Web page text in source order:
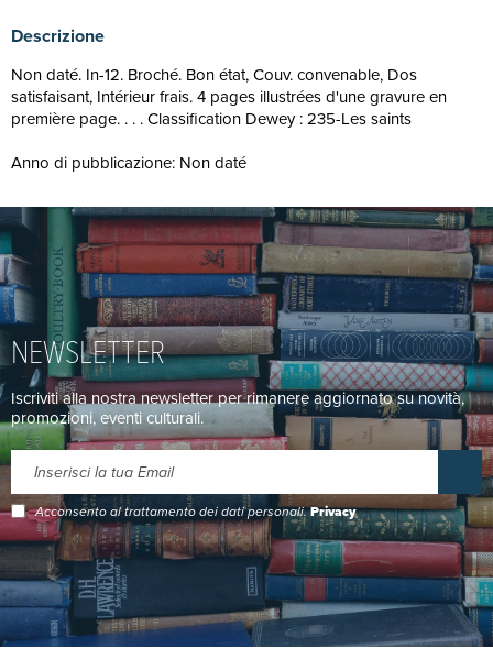
Descrizione
Non daté. In-12. Broché. Bon état, Couv. convenable, Dos
satisfaisant, Intérieur frais. 4 pages illustrées d'une gravure en
première page. . . . Classification Dewey : 235-Les saints
Anno di pubblicazione: Non daté
NEWSLETTER
Iscriviti alla nostra newsletter per rimanere aggiornato su novità,
promozioni, eventi culturali.
Acconsento al trattamento dei dati personali.Privacy